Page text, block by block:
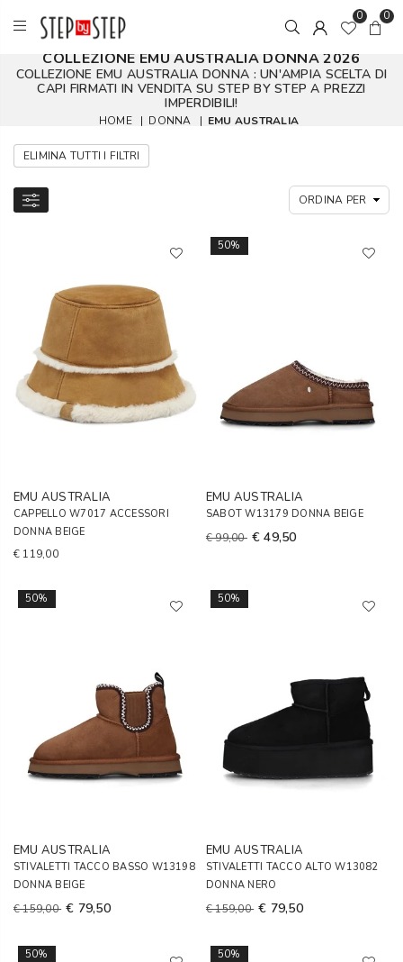
0 0
COLLEZIONE EMU AUSTRALIA DONNA 2026
COLLEZIONE EMU AUSTRALIA DONNA : UN'AMPIA SCELTA DI
CAPI FIRMATI IN VENDITA SU STEP BY STEP A PREZZI
IMPERDIBILI!
HOME | DONNA | EMU AUSTRALIA
ELIMINA TUTTI I FILTRI
EMU AUSTRALIA
CAPPELLO W7017 ACCESSORI
DONNA BEIGE
€ 119,00
50%
EMU AUSTRALIA
SABOT W13179 DONNA BEIGE
€ 99,00 € 49,50
50%
EMU AUSTRALIA
STIVALETTI TACCO BASSO W13198
DONNA BEIGE
€ 159,00 € 79,50
50%
EMU AUSTRALIA
STIVALETTI TACCO ALTO W13082
DONNA NERO
€ 159,00 € 79,50
50% 50%